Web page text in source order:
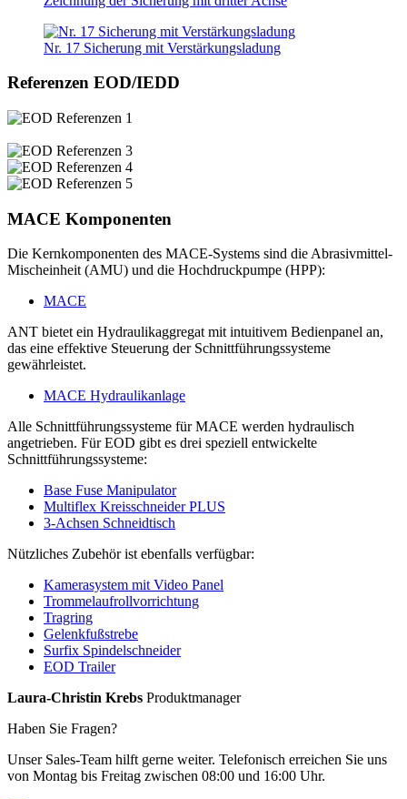
Nr. 17 Sicherung mit Verstärkungsladung
Referenzen EOD/IEDD
MACE Komponenten
Die Kernkomponenten des MACE-Systems sind die Abrasivmittel-
Mischeinheit (AMU) und die Hochdruckpumpe (HPP):
MACE
ANT bietet ein Hydraulikaggregat mit intuitivem Bedienpanel an,
das eine effektive Steuerung der Schnittführungssysteme
gewährleistet.
MACE Hydraulikanlage
Alle Schnittführungssysteme für MACE werden hydraulisch
angetrieben. Für EOD gibt es drei speziell entwickelte
Schnittführungssysteme:
Base Fuse Manipulator
Multiflex Kreisschneider PLUS
3-Achsen Schneidtisch
Nützliches Zubehör ist ebenfalls verfügbar:
Kamerasystem mit Video Panel
Trommelaufrollvorrichtung
Tragring
Gelenkfußstrebe
Surfix Spindelschneider
EOD Trailer
Laura-Christin Krebs Produktmanager
Haben Sie Fragen?
Unser Sales-Team hilft gerne weiter. Telefonisch erreichen Sie uns
von Montag bis Freitag zwischen 08:00 und 16:00 Uhr.